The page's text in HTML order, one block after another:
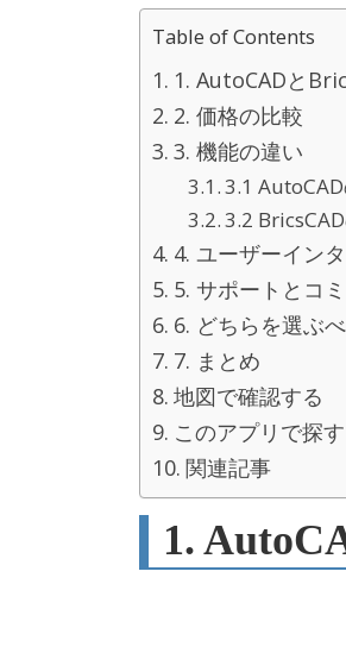
Table of Contents
1. AutoCADと
2. 価格の比較
3. 機能の違い
3.1
3.2
4. ユーザーイン
5. サポートとコ
6. どちらを選ぶ
7. まとめ
地図で確認する
このアプリで探す
関連記事
1.